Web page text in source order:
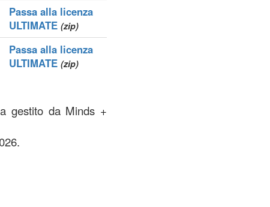
Passa alla licenza
ULTIMATE (zip)
Passa alla licenza
ULTIMATE (zip)
gestito da Minds +